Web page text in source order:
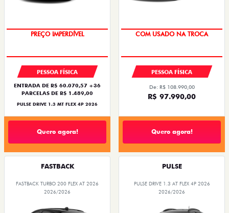
PREÇO IMPERDÍVEL
PESSOA FÍSICA
ENTRADA DE R$ 60.070,57 +36
PARCELAS DE R$ 1.489,00
PULSE DRIVE 1.3 MT FLEX 4P 2026
Quero agora!
COM USADO NA TROCA
PESSOA FÍSICA
De: R$ 108.990,00
R$ 97.990,00
Quero agora!
FASTBACK
FASTBACK TURBO 200 FLEX AT 2026
2026/2026
PULSE
PULSE DRIVE 1.3 AT FLEX 4P 2026
2026/2026